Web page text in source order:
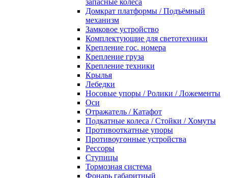
запасные колеса
Домкрат платформы / Подъёмный
механизм
Замковое устройство
Комплектующие для светотехники
Крепление гос. номера
Крепление груза
Крепление техники
Крылья
Лебедки
Носовые упоры / Ролики / Ложементы
Оси
Отражатель / Катафот
Подкатные колеса / Стойки / Хомуты
Противооткатные упоры
Противоугонные устройства
Рессоры
Ступицы
Тормозная система
Фонарь габаритный